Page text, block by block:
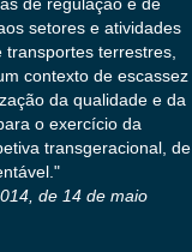
setores e atividades
terrestres,
contexto de escassez
da qualidade e da
o exercício da
transgeracional, de
de 14 de maio